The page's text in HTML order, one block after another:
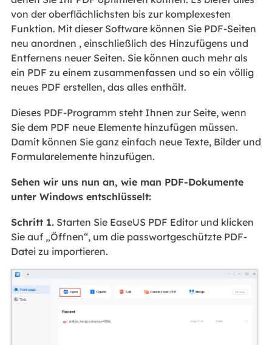
von der oberflächlichsten bis zur komplexesten
Funktion. Mit dieser Software können Sie PDF-Seiten
neu anordnen , einschließlich des Hinzufügens und
Entfernens neuer Seiten. Sie können auch mehr als
ein PDF zu einem zusammenfassen und so ein völlig
neues PDF erstellen, das alles enthält.
Dieses PDF-Programm steht Ihnen zur Seite, wenn
Sie dem PDF neue Elemente hinzufügen müssen.
Damit können Sie ganz einfach neue Texte, Bilder und
Formularelemente hinzufügen.
Sehen wir uns nun an, wie man PDF-Dokumente
unter Windows entschlüsselt:
Schritt 1.Starten Sie EaseUS PDF Editor und klicken
Sie auf „Öffnen“, um die passwortgeschützte PDF-
Datei zu importieren.